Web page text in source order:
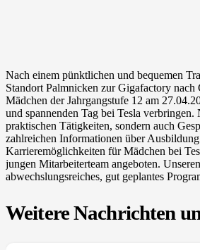
Nach einem pünktlichen und bequemen
Standort Palmnicken zur Gigafactory nach
Mädchen der Jahrgangstufe 12 am
und spannenden Tag bei Tesla
praktischen Tätigkeiten, sondern auch
zahlreichen Informationen über
Karrieremöglichkeiten für Mädchen bei
jungen Mitarbeiterteam angeboten.
abwechslungsreiches, gut geplantes
Weitere Nachrichten